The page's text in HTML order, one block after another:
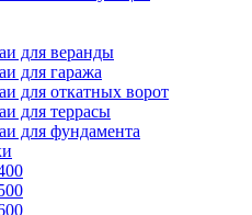
для веранды
для гаража
для откатных ворот
для террасы
для фундамента